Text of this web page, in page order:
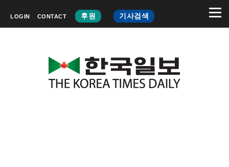
LOGIN CONTACT 후원 기사검색